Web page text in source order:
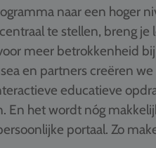
naar een hoger
te stellen, breng
meer betrokkenheid
en partners creëren
educatieve
En het wordt nóg
portaal. Zo